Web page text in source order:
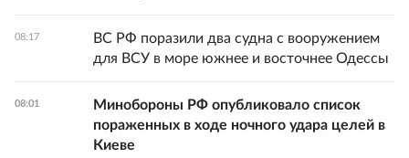
08:17
ВС РФ поразили два судна с вооружением
для ВСУ в море южнее и восточнее Одессы
08:01
Минобороны РФ опубликовало список
пораженных в ходе ночного удара целей в
Киеве